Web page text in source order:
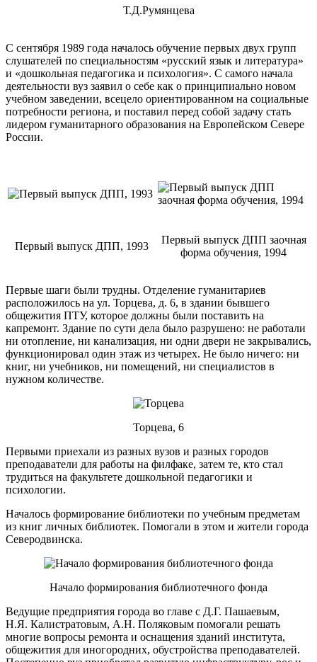
Т.Д.Румянцева
С сентября 1989 года началось обучение первых двух групп
слушателей по специальностям «русский язык и литература»
и «дошкольная педагогика и психология». С самого начала
деятельности вуз заявил о себе как о принципиально новом
учебном заведении, всецело ориентированном на социальные
потребности региона, и поставил перед собой задачу стать
лидером гуманитарного образования на Европейском Севере
России.
Первый выпуск ДПП, 1993
Первый выпуск ДПП заочная
форма обучения, 1994
Первые шаги были трудны. Отделение гуманитариев
расположилось на ул. Торцева, д. 6, в здании бывшего
общежития ПТУ, которое должны были поставить на
капремонт. Здание по сути дела было разрушено: не работали
ни отопление, ни канализация, ни одни двери не закрывались,
функционировал один этаж из четырех. Не было ничего: ни
книг, ни учебников, ни помещений, ни специалистов в
нужном количестве.
Торцева, 6
Первыми приехали из разных вузов и разных городов
преподаватели для работы на филфаке, затем те, кто стал
трудиться на факультете дошкольной педагогики и
психологии.
Началось формирование библиотеки по учебным предметам
из книг личных библиотек. Помогали в этом и жители города
Северодвинска.
Начало формирования библиотечного фонда
Ведущие предприятия города во главе с Д.Г. Пашаевым,
Н.Я. Калистратовым, А.Н. Поляковым помогали решать
многие вопросы ремонта и оснащения зданий института,
общежития для иногородних, обустройства преподавателей.